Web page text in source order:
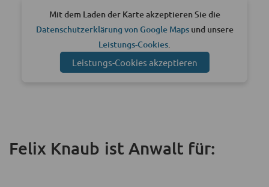
Mit dem Laden der Karte akzeptieren Sie die
Datenschutzerklärung von Google Mapsund unsere
Leistungs-Cookies
Leistungs-Cookies akzeptieren
Felix Knaub ist Anwalt für: